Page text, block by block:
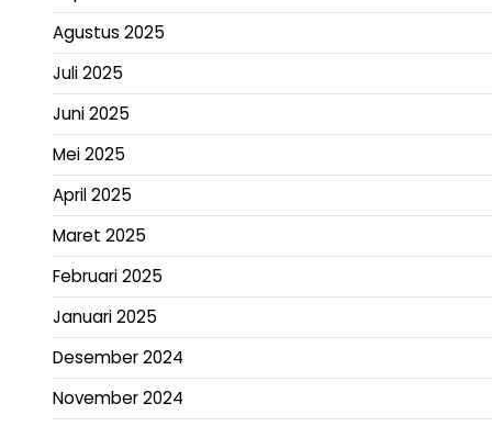
Agustus 2025
Juli 2025
Juni 2025
Mei 2025
April 2025
Maret 2025
Februari 2025
Januari 2025
Desember 2024
November 2024